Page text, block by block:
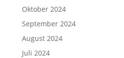
Oktober 2024
September 2024
August 2024
Juli 2024